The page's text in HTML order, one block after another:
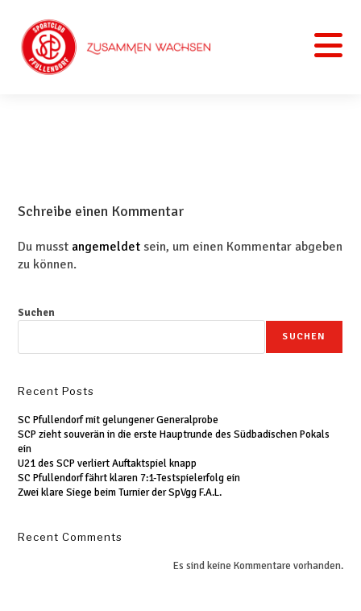
Schreibe einen Kommentar
Du musst angemeldet sein, um einen Kommentar abgeben
zu können.
Suchen
SUCHEN
Recent Posts
SC Pfullendorf mit gelungener Generalprobe
SCP zieht souverän in die erste Hauptrunde des Südbadischen Pokals
ein
U21 des SCP verliert Auftaktspiel knapp
SC Pfullendorf fährt klaren 7:1-Testspielerfolg ein
Zwei klare Siege beim Turnier der SpVgg F.A.L.
Recent Comments
Es sind keine Kommentare vorhanden.